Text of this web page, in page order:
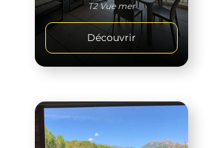
T2 Vue mer
Découvrir